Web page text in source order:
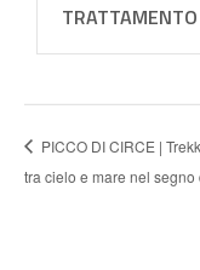
PICCO DI CIRCE |
tra cielo e mare nel segno